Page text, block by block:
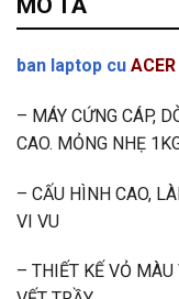
MÔ TẢ
ban laptop cu
– MÁY CỨNG CÁP,
CAO. MỎNG NHẸ
– CẤU HÌNH CAO,
VI VU
– THIẾT KẾ VỎ MÀU